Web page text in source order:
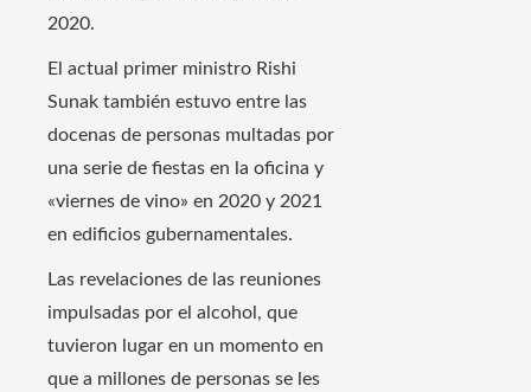
2020.
El actual primer ministro Rishi
Sunak también estuvo entre las
docenas de personas multadas por
una serie de fiestas en la oficina y
«viernes de vino» en 2020 y 2021
en edificios gubernamentales.
Las revelaciones de las reuniones
impulsadas por el alcohol, que
tuvieron lugar en un momento en
que a millones de personas se les